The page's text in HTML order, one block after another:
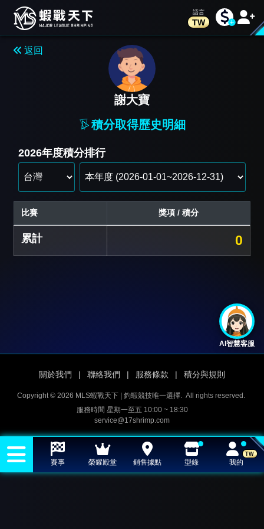
TW
返回
謝大寶
積分取得歷史明細
2026年度積分排行
比賽 獎項 / 積分
累計 0
AI智慧客服
關於我們 | 聯絡我們 | 服務條款 | 積分與規則
Copyright © 2026 MLS蝦戰天下 | 釣蝦競技唯一選擇. All rights reserved.
服務時間 星期一至五 10:00 ~ 18:30
service@17shrimp.com
賽事 榮耀殿堂 銷售據點 型錄
TW
我的